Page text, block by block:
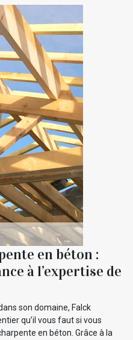
en béton :
à l’expertise de
son domaine, Falck
qu’il vous faut si vous
en béton. Grâce à la